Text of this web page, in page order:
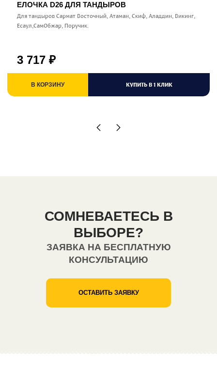
ЕЛОЧКА D26 ДЛЯ ТАНДЫРОВ
Для тандыров Сармат Восточный, Атаман, Скиф, Аладдин, Викинг,
Есаул,СамОбжар, Поручик.
3 717 ₽
В КОРЗИНУ КУПИТЬ В 1 КЛИК
СОМНЕВАЕТЕСЬ В
ВЫБОРЕ?
ЗАЯВКА НА БЕСПЛАТНУЮ
КОНСУЛЬТАЦИЮ
ОСТАВИТЬ ЗАЯВКУ